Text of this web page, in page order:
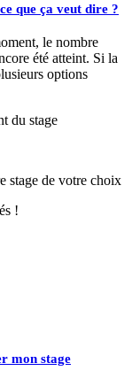
que ça veut dire ?
le nombre
été atteint. Si la
options
du stage
stage de votre choix
!
mon stage